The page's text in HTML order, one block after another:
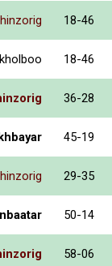
18-46
18-46
36-28
45-19
29-35
50-14
58-06